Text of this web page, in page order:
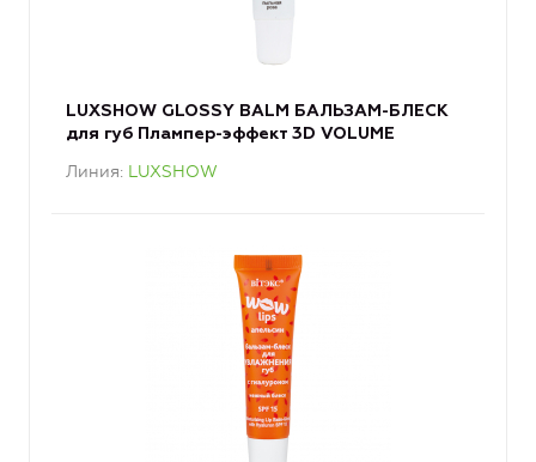
LUXSHOW GLOSSY BALM БАЛЬЗАМ-БЛЕСК
для губ Плампер-эффект 3D VOLUME
Линия LUXSHOW